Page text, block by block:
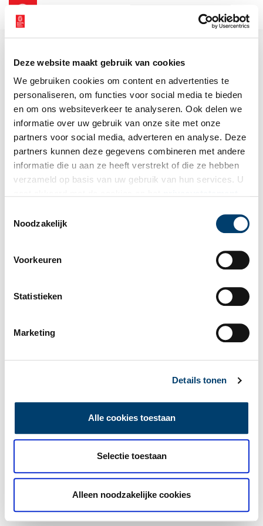
Deze website maakt gebruik van cookies
We gebruiken cookies om content en advertenties te
personaliseren, om functies voor social media te bieden
en om ons websiteverkeer te analyseren. Ook delen we
informatie over uw gebruik van onze site met onze
partners voor social media, adverteren en analyse. Deze
partners kunnen deze gegevens combineren met andere
informatie die u aan ze heeft verstrekt of die ze hebben
verzameld op basis van uw gebruik van hun services. U
Noodzakelijk
Voorkeuren
Statistieken
Marketing
Details tonen
Alle cookies toestaan
Selectie toestaan
Alleen noodzakelijke cookies